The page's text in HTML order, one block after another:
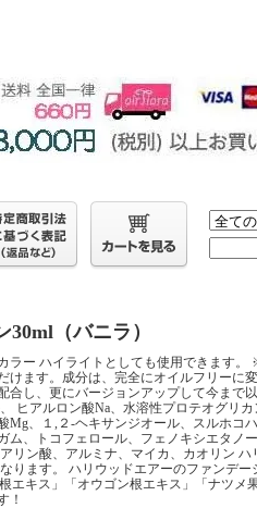
（バニラ）
ー ハイライトとしても使用できます。
ます。成分は、完全にオイルフリーに
し、更にバージョンアップして今まで
ヒアルロン酸Na、水溶性プロテオグリ
、１,２-ヘキサンジオール、スルホコ
、トコフェロール、フェノキシエタノ
リン酸、アルミナ、マイカ、カオリン
ります。 ハリウッドエアーのファンデ
エキス」「オウゴン根エキス」「ナツメ
！